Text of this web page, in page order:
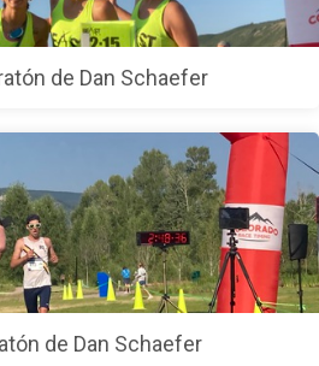
de Dan Schaefer
de Dan Schaefer